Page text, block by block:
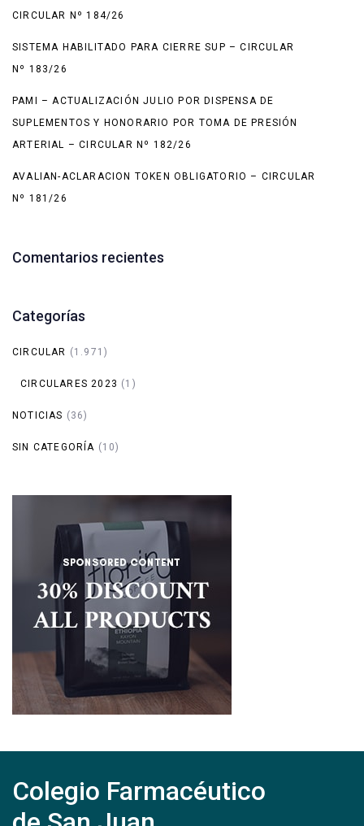
CIRCULAR Nº 184/26
SISTEMA HABILITADO PARA CIERRE SUP – CIRCULAR
Nº 183/26
PAMI – ACTUALIZACIÓN JULIO POR DISPENSA DE
SUPLEMENTOS Y HONORARIO POR TOMA DE PRESIÓN
ARTERIAL – CIRCULAR Nº 182/26
AVALIAN-ACLARACION TOKEN OBLIGATORIO – CIRCULAR
Nº 181/26
Comentarios recientes
Categorías
CIRCULAR (1.971)
CIRCULARES 2023 (1)
NOTICIAS (36)
SIN CATEGORÍA (10)
Colegio Farmacéutico